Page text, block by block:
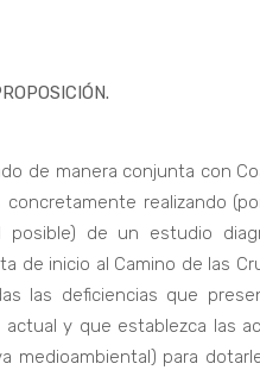
de manera conjunta con
realizando
posible) de un estudio
de inicio al Camino de las
las deficiencias que
y que establezca las
medioambiental) para